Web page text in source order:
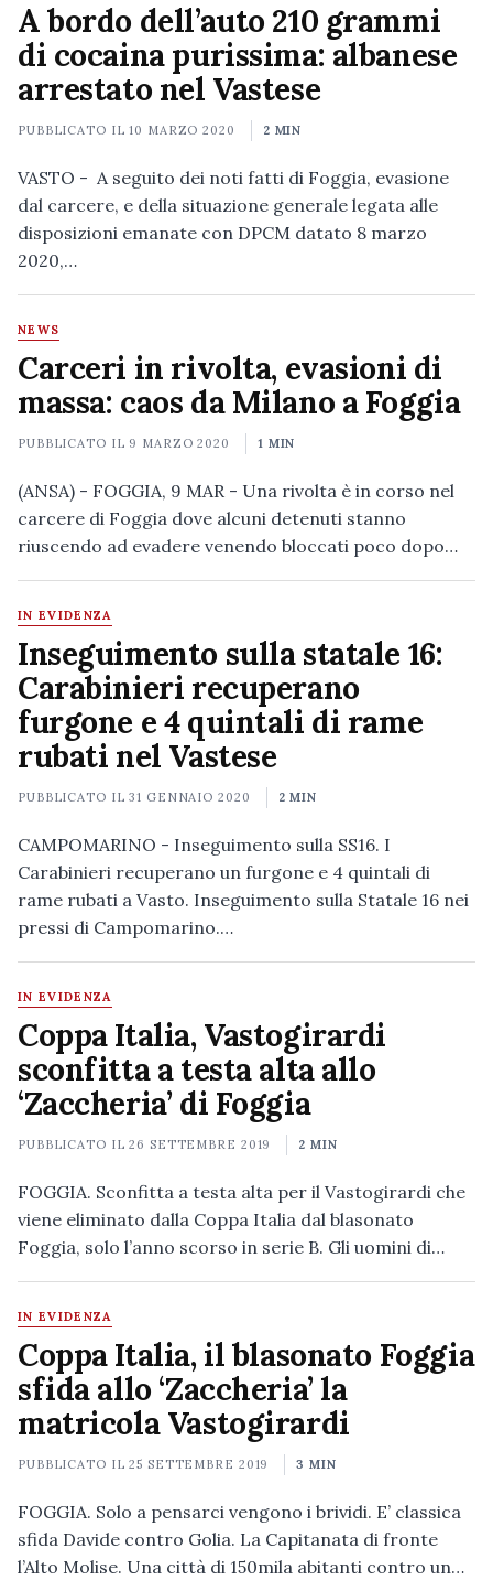
A bordo dell’auto 210 grammi
di cocaina purissima: albanese
arrestato nel Vastese
PUBBLICATO IL10 MARZO 2020 2 MIN
VASTO - A seguito dei noti fatti di Foggia, evasione
dal carcere, e della situazione generale legata alle
disposizioni emanate con DPCM datato 8 marzo
2020,…
NEWS
Carceri in rivolta, evasioni di
massa: caos da Milano a Foggia
PUBBLICATO IL 9 MARZO 2020 1 MIN
(ANSA) - FOGGIA, 9 MAR - Una rivolta è in corso nel
carcere di Foggia dove alcuni detenuti stanno
riuscendo ad evadere venendo bloccati poco dopo…
IN EVIDENZA
Inseguimento sulla statale 16:
Carabinieri recuperano
furgone e 4 quintali di rame
rubati nel Vastese
PUBBLICATO IL31 GENNAIO 2020 2 MIN
CAMPOMARINO - Inseguimento sulla SS16. I
Carabinieri recuperano un furgone e 4 quintali di
rame rubati a Vasto. Inseguimento sulla Statale 16 nei
pressi di Campomarino.…
IN EVIDENZA
Coppa Italia, Vastogirardi
sconfitta a testa alta allo
‘Zaccheria’ di Foggia
PUBBLICATO IL26 SETTEMBRE 2019 2 MIN
FOGGIA. Sconfitta a testa alta per il Vastogirardi che
viene eliminato dalla Coppa Italia dal blasonato
Foggia, solo l’anno scorso in serie B. Gli uomini di…
IN EVIDENZA
Coppa Italia, il blasonato Foggia
sfida allo ‘Zaccheria’ la
matricola Vastogirardi
PUBBLICATO IL25 SETTEMBRE 2019 3 MIN
FOGGIA. Solo a pensarci vengono i brividi. E’ classica
sfida Davide contro Golia. La Capitanata di fronte
l’Alto Molise. Una città di 150mila abitanti contro un…